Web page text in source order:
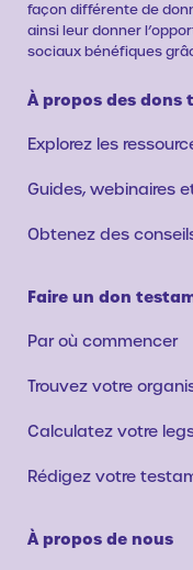
façon différente de
ainsi leur donner
sociaux bénéfiques
À propos des dons
Explorez les
Guides, webinaires
Obtenez des
Faire un don
Par où commencer
Trouvez votre
Calculatez votre
Rédigez votre
À propos de nous